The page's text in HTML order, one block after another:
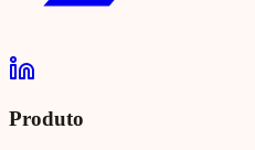
Produto